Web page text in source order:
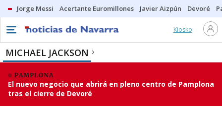
Jorge Messi Acertante Euromillones Javier Aizpún Devoré
Kiosko
MICHAEL JACKSON
PAMPLONA
El nuevo negocio que abrirá en pleno centro de Pamplona
tras el cierre de Devoré